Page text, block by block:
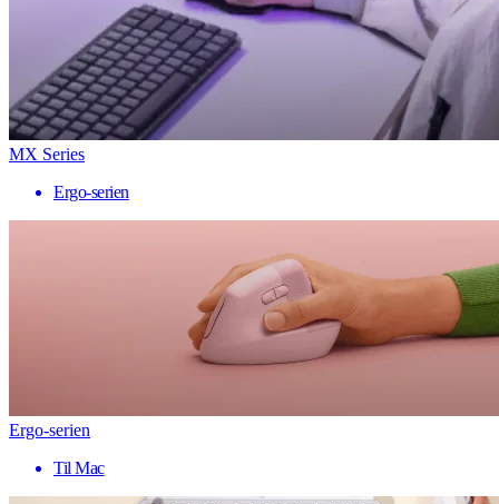
MX Series
Ergo-serien
Ergo-serien
Til Mac